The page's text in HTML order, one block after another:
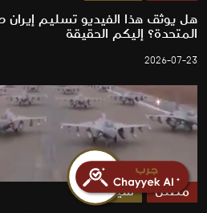
هل يوثق هذا الفيديو تسليم إيران
المتحدة؟ إليكم الحقيقة
2026-07-23
مضلل سياسة